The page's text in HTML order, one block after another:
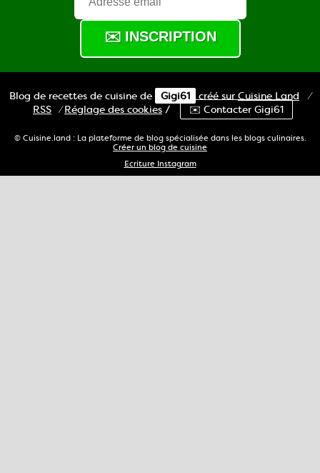
Blog de recettes de cuisine de Gigi61 créé sur Cuisine Land
⁄
RSS ⁄Réglage des cookies / ✉️ Contacter Gigi61
© Cuisine.land : La plateforme de blog spécialisée dans les blogs culinaires.
Créer un blog de cuisine
Ecriture Instagram